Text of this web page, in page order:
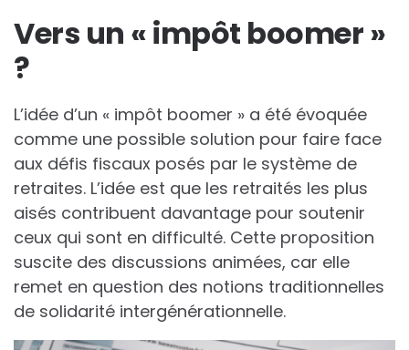
Vers un « impôt boomer »
?
L’idée d’un « impôt boomer » a été évoquée
comme une possible solution pour faire face
aux défis fiscaux posés par le système de
retraites. L’idée est que les retraités les plus
aisés contribuent davantage pour soutenir
ceux qui sont en difficulté. Cette proposition
suscite des discussions animées, car elle
remet en question des notions traditionnelles
de solidarité intergénérationnelle.